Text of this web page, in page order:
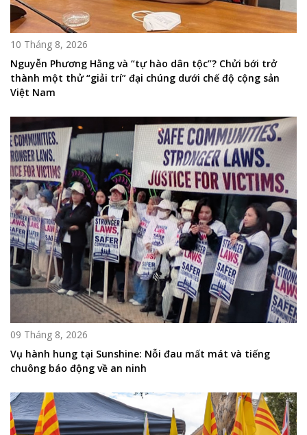
10 Tháng 8, 2026
Nguyễn Phương Hằng và “tự hào dân tộc”? Chửi bới trở
thành một thử “giải trí” đại chúng dưới chế độ cộng sản
Việt Nam
09 Tháng 8, 2026
Vụ hành hung tại Sunshine: Nỗi đau mất mát và tiếng
chuông báo động về an ninh